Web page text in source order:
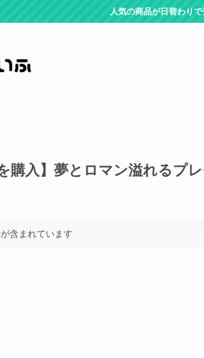
人気の商品が日替わり
購入】夢とロマン溢れるプ
含まれています